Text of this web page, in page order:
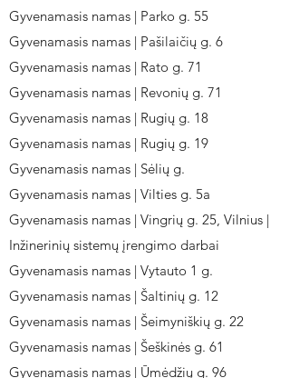
Gyvenamasis namas | Parko g. 55
Gyvenamasis namas | Pašilaičių g. 6
Gyvenamasis namas | Rato g. 71
Gyvenamasis namas | Revonių g. 71
Gyvenamasis namas | Rugių g. 18
Gyvenamasis namas | Rugių g. 19
Gyvenamasis namas | Sėlių g.
Gyvenamasis namas | Vilties g. 5a
Gyvenamasis namas | Vingrių g. 25, Vilnius |
Inžinerinių sistemų įrengimo darbai
Gyvenamasis namas | Vytauto 1 g.
Gyvenamasis namas | Šaltinių g. 12
Gyvenamasis namas | Šeimyniškių g. 22
Gyvenamasis namas | Šeškinės g. 61
Gyvenamasis namas | Ūmėdžių g. 96